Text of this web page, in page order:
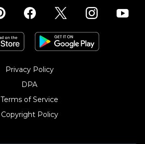
Privacy Policy
DPA
Terms of Service
Copyright Policy‎